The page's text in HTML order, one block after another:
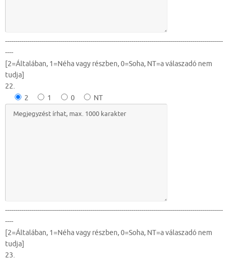
-----------------------------------------------------------------------------------------------------------
----
[2=Általában, 1=Néha vagy részben, 0=Soha, NT=a válaszadó nem
tudja]
22.
2
1 0 NT
-----------------------------------------------------------------------------------------------------------
----
[2=Általában, 1=Néha vagy részben, 0=Soha, NT=a válaszadó nem
tudja]
23.